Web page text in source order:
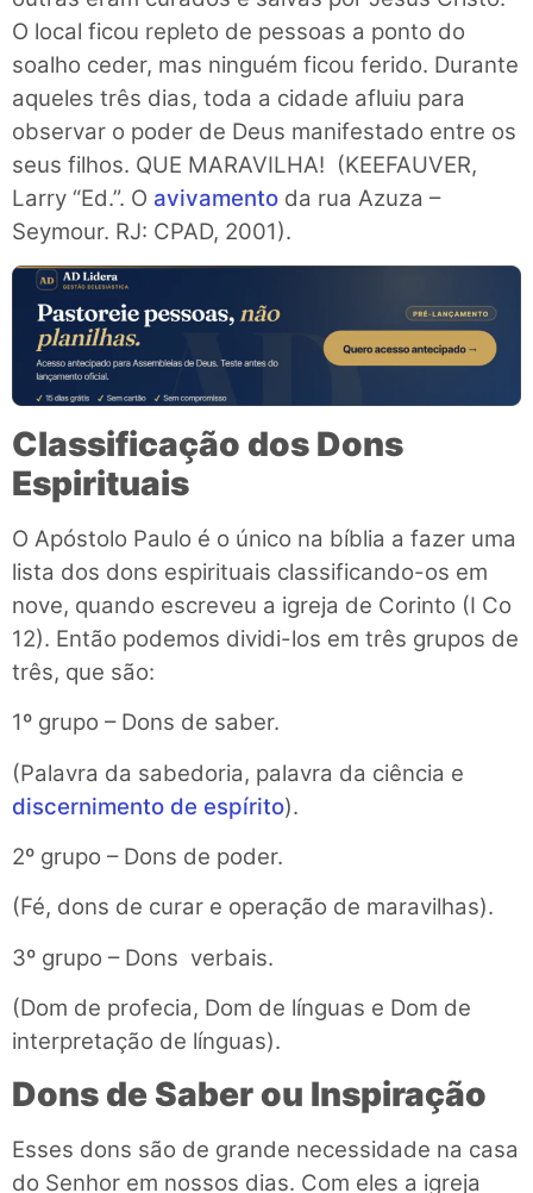
O local ficou repleto de pessoas a ponto do
soalho ceder, mas ninguém ficou ferido. Durante
aqueles três dias, toda a cidade afluiu para
observar o poder de Deus manifestado entre os
seus filhos. QUE MARAVILHA! (KEEFAUVER,
Larry “Ed.”. O avivamento da rua Azuza –
Seymour. RJ: CPAD, 2001).
Classificação dos Dons
Espirituais
O Apóstolo Paulo é o único na bíblia a fazer uma
lista dos dons espirituais classificando-os em
nove, quando escreveu a igreja de Corinto (I Co
12). Então podemos dividi-los em três grupos de
três, que são:
1º grupo – Dons de saber.
(Palavra da sabedoria, palavra da ciência e
discernimento de espírito).
2º grupo – Dons de poder.
(Fé, dons de curar e operação de maravilhas).
3º grupo – Dons verbais.
(Dom de profecia, Dom de línguas e Dom de
interpretação de línguas).
Dons de Saber ou Inspiração
Esses dons são de grande necessidade na casa
do Senhor em nossos dias. Com eles a igreja